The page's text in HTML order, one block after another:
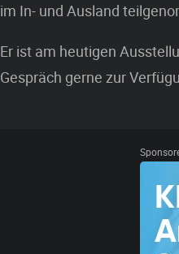
im In- und Ausland
Er ist am heutigen
Gespräch gerne zur